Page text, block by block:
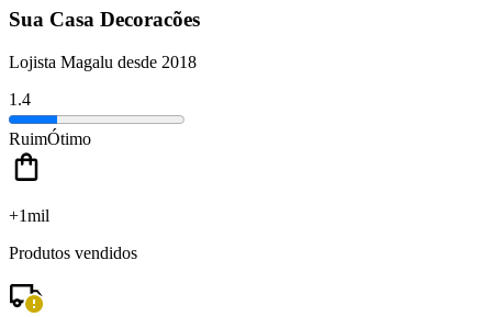
Sua Casa Decoracões
Lojista Magalu desde 2018
1.4
RuimÓtimo
+1mil
Produtos vendidos